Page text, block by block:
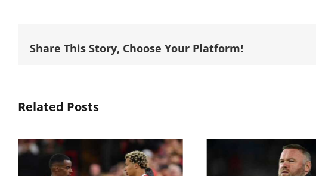
Share This Story, Choose Your Platform!
Related Posts